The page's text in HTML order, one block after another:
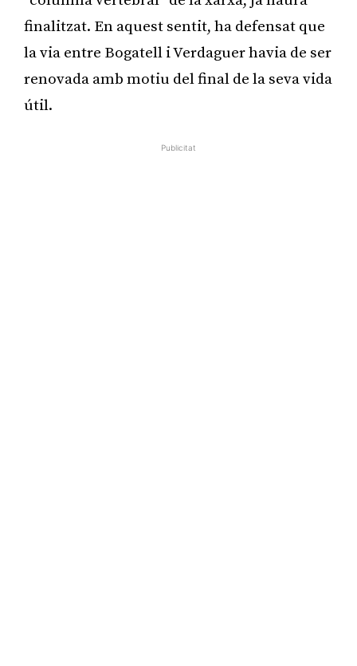
finalitzat. En aquest sentit, ha defensat que
la via entre Bogatell i Verdaguer havia de ser
renovada amb motiu del final de la seva vida
útil.
Publicitat